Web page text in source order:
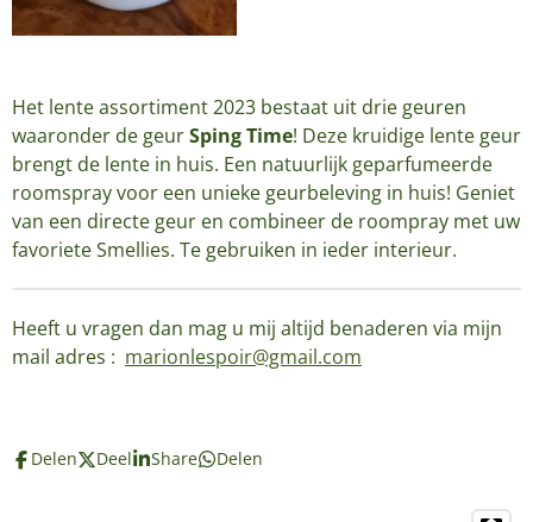
Het lente assortiment 2023 bestaat uit drie geuren
waaronder de geurSping Time! Deze kruidige lente geur
brengt de lente in huis. Een natuurlijk geparfumeerde
roomspray voor een unieke geurbeleving in huis! Geniet
van een directe geur en combineer de roompray met uw
favoriete Smellies. Te gebruiken in ieder interieur.
Heeft u vragen dan mag u mij altijd benaderen via mijn
mail adres : marionlespoir@gmail.com
Delen Deel Share Delen